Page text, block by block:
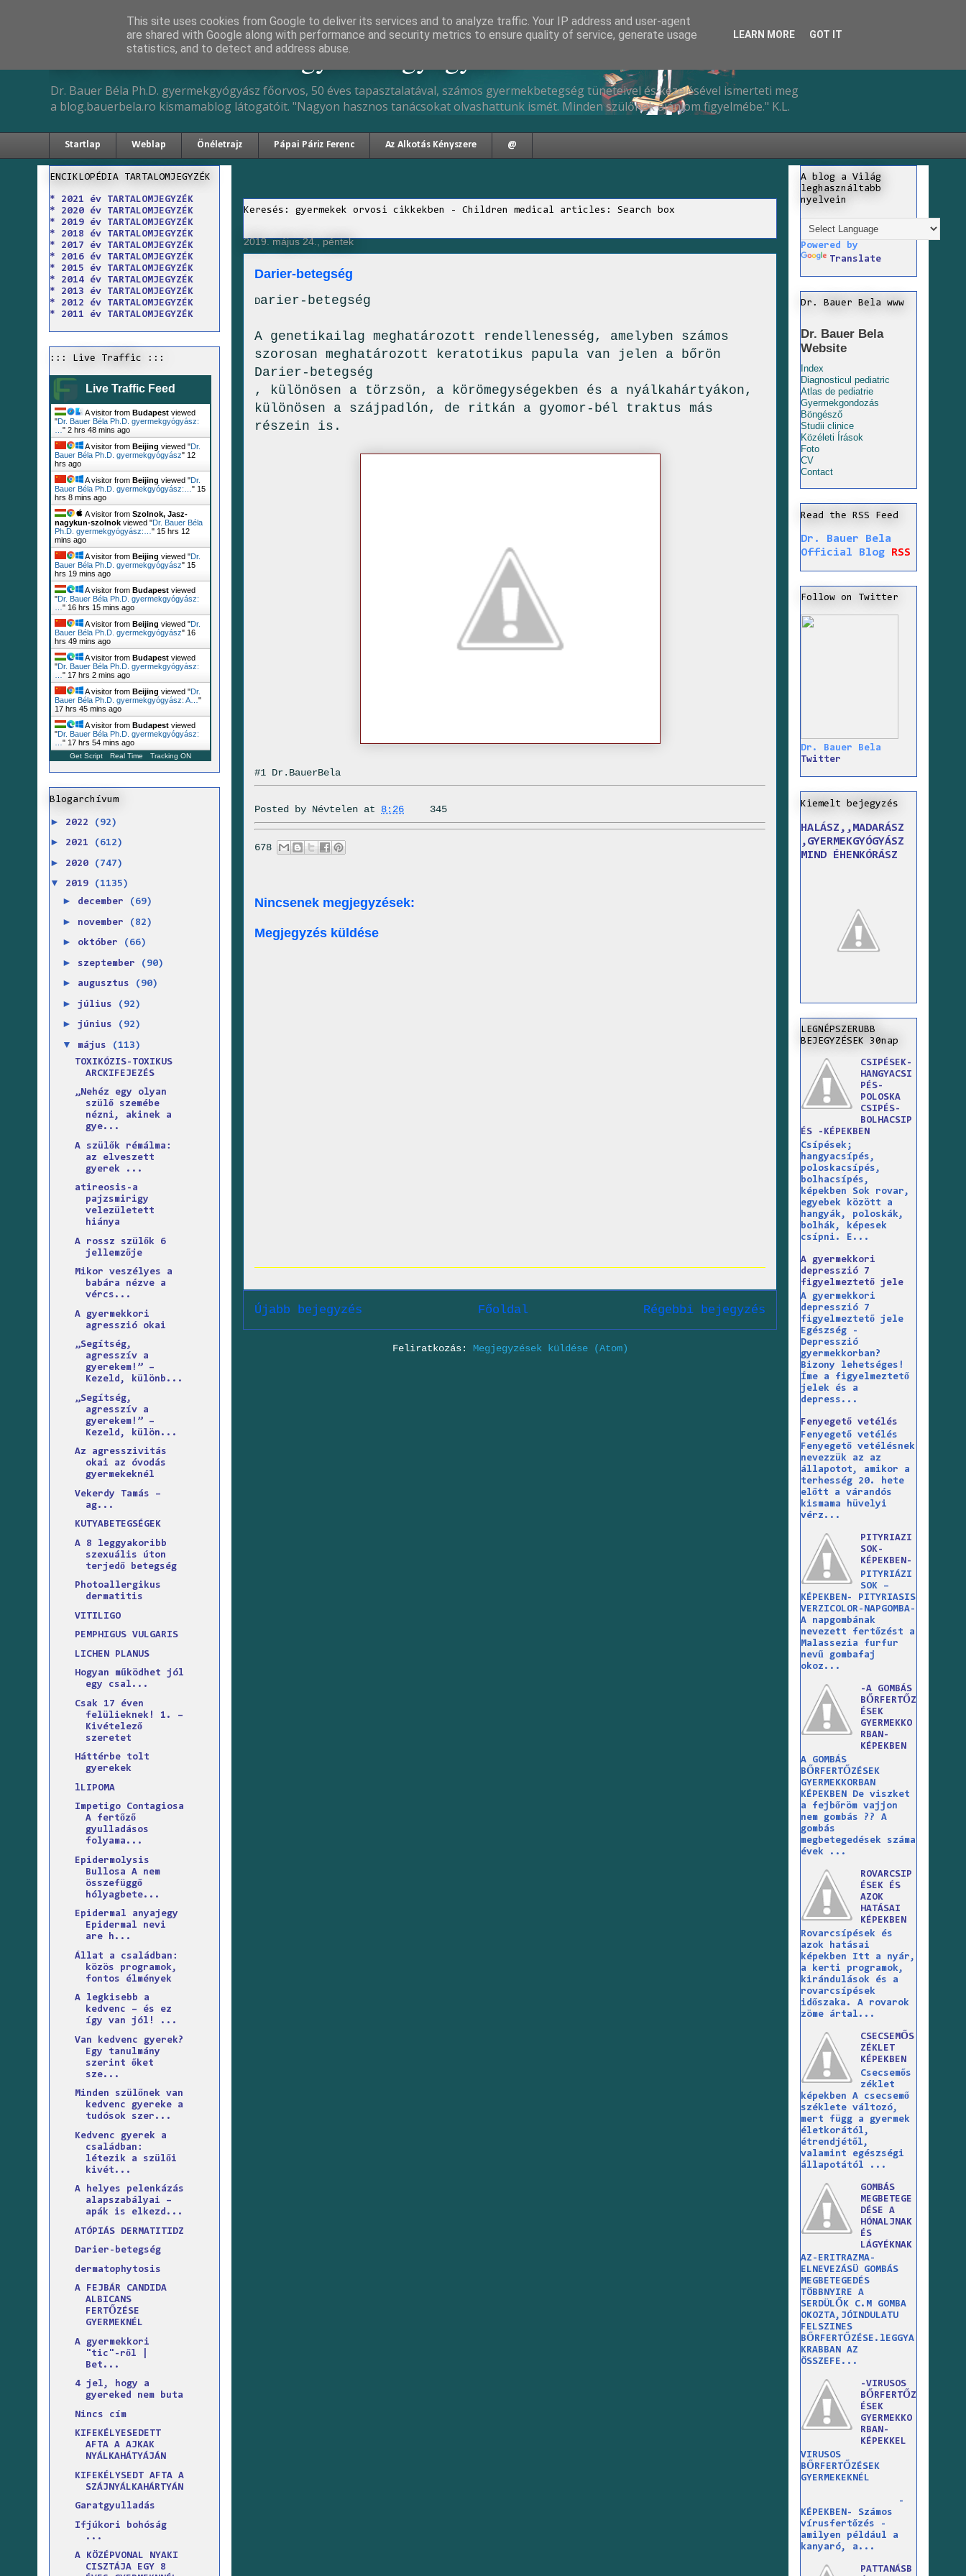
Dr. Bauer Béla Ph.D. gyermekgyógyász
Dr. Bauer Béla Ph.D. gyermekgyógyász főorvos, 50 éves tapasztalatával, számos gyermekbetegség tüneteivel és kezelésével ismerteti meg
a blog.bauerbela.ro kismamablog látogatóit. "Nagyon hasznos tanácsokat olvashattunk ismét. Minden szülőnek ajánlom figyelmébe." K.L.
Startlap Weblap Önéletrajz Pápai Páriz Ferenc Az Alkotás Kényszere @
Keresés: gyermekek orvosi cikkekben - Children medical articles: Search box
2019. május 24., péntek
Darier-betegség
Darier-betegség
A genetikailag meghatározott rendellenesség, amelyben számos
szorosan meghatározott keratotikus papula van jelen a bőrön
Darier-betegség
, különösen a törzsön, a körömegységekben és a nyálkahártyákon,
különösen a szájpadlón, de ritkán a gyomor-bél traktus más
részein is.
#1 Dr.BauerBela
Posted by Névtelen at 8:26 345
678
Nincsenek megjegyzések:
Megjegyzés küldése
Újabb bejegyzés Régebbi bejegyzés
Főoldal
Feliratkozás: Megjegyzések küldése (Atom)
ENCIKLOPÉDIA TARTALOMJEGYZÉK
* 2021 év TARTALOMJEGYZÉK
* 2020 év TARTALOMJEGYZÉK
* 2019 év TARTALOMJEGYZÉK
* 2018 év TARTALOMJEGYZÉK
* 2017 év TARTALOMJEGYZÉK
* 2016 év TARTALOMJEGYZÉK
* 2015 év TARTALOMJEGYZÉK
* 2014 év TARTALOMJEGYZÉK
* 2013 év TARTALOMJEGYZÉK
* 2012 év TARTALOMJEGYZÉK
* 2011 év TARTALOMJEGYZÉK
::: Live Traffic :::
Live Traffic Feed
A visitor from Budapest viewed
"Dr. Bauer Béla Ph.D. gyermekgyógyász:
" 2 hrs 48 mins ago
A visitor from Beijing viewed "Dr.
Bauer Béla Ph.D. gyermekgyógyász" 12
hrs ago
A visitor from Beijing viewed "Dr.
Bauer Béla Ph.D. gyermekgyógyász:… " 15
hrs 8 mins ago
A visitor from Szolnok, Jasz-
nagykun-szolnok viewed "Dr. Bauer Béla
Ph.D. gyermekgyógyász:… " 15 hrs 12
mins ago
A visitor from Beijing viewed "Dr.
Bauer Béla Ph.D. gyermekgyógyász" 15
hrs 19 mins ago
A visitor from Budapest viewed
"Dr. Bauer Béla Ph.D. gyermekgyógyász:
" 16 hrs 15 mins ago
A visitor from Beijing viewed "Dr.
Bauer Béla Ph.D. gyermekgyógyász" 16
hrs 49 mins ago
A visitor from Budapest viewed
"Dr. Bauer Béla Ph.D. gyermekgyógyász:
" 17 hrs 2 mins ago
A visitor from Beijing viewed "Dr.
Bauer Béla Ph.D. gyermekgyógyász: A… "
17 hrs 45 mins ago
A visitor from Budapest viewed
"Dr. Bauer Béla Ph.D. gyermekgyógyász:
" 17 hrs 54 mins ago
Get Script Real Time Tracking ON
Blogarchívum
► 2022 (92)
► 2021 (612)
► 2020 (747)
▼ 2019 (1135)
► december (69)
► november (82)
► október (66)
► szeptember (90)
► augusztus (90)
► július (92)
► június (92)
▼ május
(113)
TOXIKÓZIS-TOXIKUS
ARCKIFEJEZÉS
„Nehéz egy olyan
szülő szemébe
nézni, akinek a
gye...
A szülők rémálma:
az elveszett
gyerek ...
atireosis-a
pajzsmirigy
velezületett
hiánya
A rossz szülők 6
jellemzője
Mikor veszélyes a
babára nézve a
vércs...
A gyermekkori
agresszió okai
„Segítség,
agresszív a
gyerekem!” –
Kezeld, különb...
„Segítség,
agresszív a
gyerekem!” –
Kezeld, külön...
Az agresszivitás
okai az óvodás
gyermekeknél
Vekerdy Tamás –
ag...
KUTYABETEGSÉGEK
A 8 leggyakoribb
szexuális úton
terjedő betegség
Photoallergikus
dermatitis
VITILIGO
PEMPHIGUS VULGARIS
LICHEN PLANUS
Hogyan működhet jól
egy csal...
Csak 17 éven
felülieknek! 1. –
Kivételező
szeretet
Háttérbe tolt
gyerekek
lLIPOMA
Impetigo Contagiosa
A fertőző
gyulladásos
folyama...
Epidermolysis
Bullosa A nem
összefüggő
hólyagbete...
Epidermal anyajegy
Epidermal nevi
are h...
Állat a családban:
közös programok,
fontos élmények
A legkisebb a
kedvenc – és ez
így van jól! ...
Van kedvenc gyerek?
Egy tanulmány
szerint őket
sze...
Minden szülőnek van
kedvenc gyereke a
tudósok szer...
Kedvenc gyerek a
családban:
létezik a szülői
kivét...
A helyes pelenkázás
alapszabályai –
apák is elkezd...
ATÓPIÁS DERMATITIDZ
Darier-betegség
dermatophytosis
A FEJBÁR CANDIDA
ALBICANS
FERTŐZÉSE
GYERMEKNÉL
A gyermekkori
"tic"-ről |
Bet...
4 jel, hogy a
gyereked nem buta
Nincs cím
KIFEKÉLYESEDETT
AFTA A AJKAK
NYÁLKAHÁTYÁJÁN
KIFEKÉLYSEDT AFTA A
SZÁJNYÁLKAHÁRTYÁN
Garatgyulladás
Ifjúkori bohóság
...
A KÖZÉPVONAL NYAKI
CISZTÁJA EGY 8
A blog a Világ
leghasználtabb
nyelvein
Powered by
Translate
Dr. Bauer Bela www
Dr. Bauer Bela
Website
Index
Diagnosticul pediatric
Atlas de pediatrie
Gyermekgondozás
Böngésző
Studii clinice
Közéleti Írások
Foto
CV
Contact
Read the RSS Feed
Dr. Bauer Bela
Official Blog
RSS
Follow on Twitter
Dr. Bauer Bela
Twitter
Kiemelt bejegyzés
HALÁSZ,,MADARÁSZ
,GYERMEKGYÓGYÁSZ
MIND ÉHENKÓRÁSZ
LEGNÉPSZERUBB
BEJEGYZÉSEK 30nap
CSIPÉSEK-
HANGYACSI
PÉS-
POLOSKA
CSIPÉS-
BOLHACSIP
ÉS -KÉPEKBEN
Csípések;
hangyacsípés,
poloskacsípés,
bolhacsípés,
képekben Sok rovar,
egyebek között a
hangyák, poloskák,
bolhák, képesek
csípni. E...
A gyermekkori
depresszió 7
figyelmeztető jele
A gyermekkori
depresszió 7
figyelmeztető jele
Egészség -
Depresszió
gyermekkorban?
Bizony lehetséges!
Íme a figyelmeztető
jelek és a
depress...
Fenyegető vetélés
Fenyegető vetélés
Fenyegető vetélésnek
nevezzük az az
állapotot, amikor a
terhesség 20. hete
előtt a várandós
kismama hüvelyi
vérz...
PITYRIAZI
SOK-
KÉPEKBEN-
PITYRIÁZI
SOK –
KÉPEKBEN- PITYRIASIS
VERZICOLOR-NAPGOMBA-
A napgombának
nevezett fertőzést a
Malassezia furfur
nevű gombafaj
okoz...
-A GOMBÁS
BŐRFERTŐZ
ÉSEK
GYERMEKKO
RBAN-
KÉPEKBEN
A GOMBÁS
BŐRFERTŐZÉSEK
GYERMEKKORBAN
KÉPEKBEN De viszket
a fejbőröm vajjon
nem gombás ?? A
gombás
megbetegedések száma
évek ...
ROVARCSIP
ÉSEK ÉS
AZOK
HATÁSAI
KÉPEKBEN
Rovarcsípések és
azok hatásai
képekben Itt a nyár,
a kerti programok,
kirándulások és a
rovarcsípések
időszaka. A rovarok
zöme ártal...
CSECSEMŐS
ZÉKLET
KÉPEKBEN
Csecsemős
zéklet
képekben A csecsemő
széklete változó,
mert függ a gyermek
életkorától,
étrendjétől,
valamint egészségi
állapotától ...
GOMBÁS
MEGBETEGE
DÉSE A
HÓNALJNAK
ÉS
LÁGYÉKNAK
AZ-ERITRAZMA-
ELNEVEZÁSÜ GOMBÁS
MEGBETEGEDÉS
TÖBBNYIRE A
SERDÜLŐK C.M GOMBA
OKOZTA,JÓINDULATU
FELSZINES
BŐRFERTŐZÉSE.lEGGYA
KRABBAN AZ
ÖSSZEFE...
-VIRUSOS
BŐRFERTŐZ
ÉSEK
GYERMEKKO
RBAN-
KÉPEKKEL
VIRUSOS
BŐRFERTŐZÉSEK
GYERMEKEKNÉL
-
KÉPEKBEN- Számos
vírusfertőzés -
amilyen például a
kanyaró, a...
PATTANÁSB
This site uses cookies from Google to deliver its services and to analyze traffic. Your IP address and user-agent
are shared with Google along with performance and security metrics to ensure quality of service, generate usage
statistics, and to detect and address abuse.
LEARN MORE GOT IT